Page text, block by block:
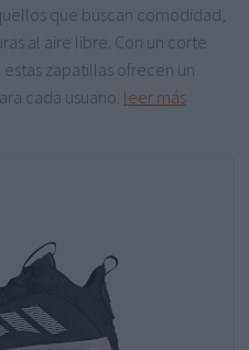
que buscan comodidad,
al aire libre. Con un corte
zapatillas ofrecen un
cada usuario. leer más